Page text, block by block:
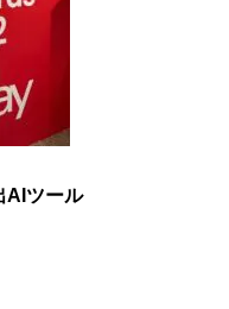
AIツール